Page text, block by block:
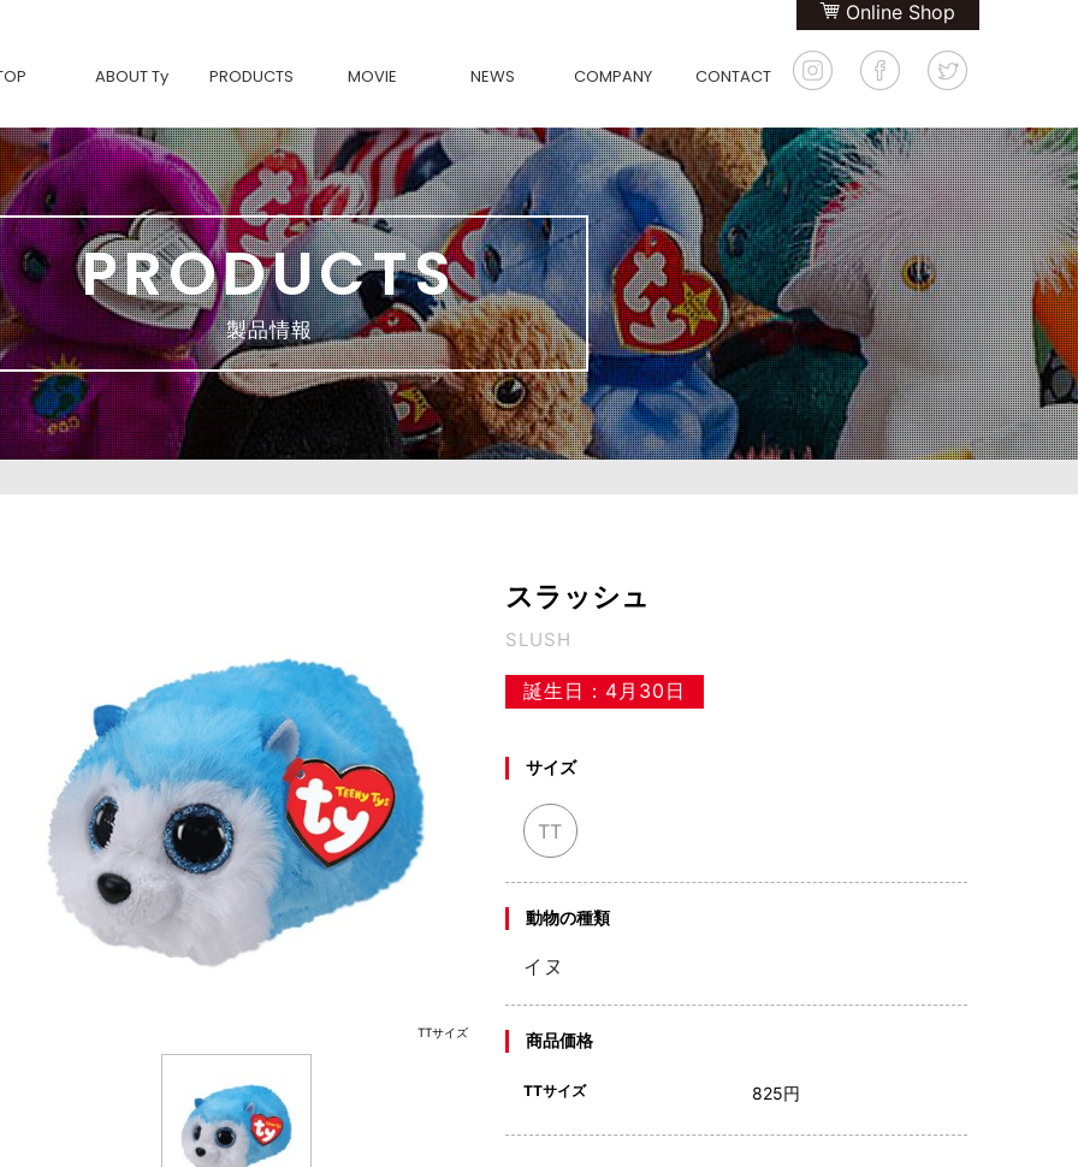
Online Shop
ABOUT Ty
Tyについて
Ty製品の魅力
PRODUCTS
BEANIE BABIES-復刻-
Beanie Bouncers
BEANIE BOOS
BEANIE BELLIES
BEANIE BABIES
SQUISH A BOOS
BEANIE BALLS
TEENy Tys
MINI BOOS
Ty FASHION
movies & TV
Classic
MOVIE NEWS COMPANY CONTACT
PRODUCTS
製品情報
TTサイズ
スラッシュ
SLUSH
誕生日：4月30日
サイズ
TT
動物の種類
イヌ
商品価格
TTサイズ 825円